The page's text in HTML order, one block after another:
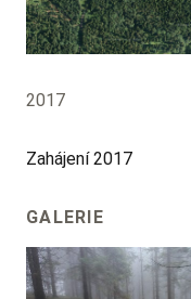
2017
Zahájení 2017
GALERIE